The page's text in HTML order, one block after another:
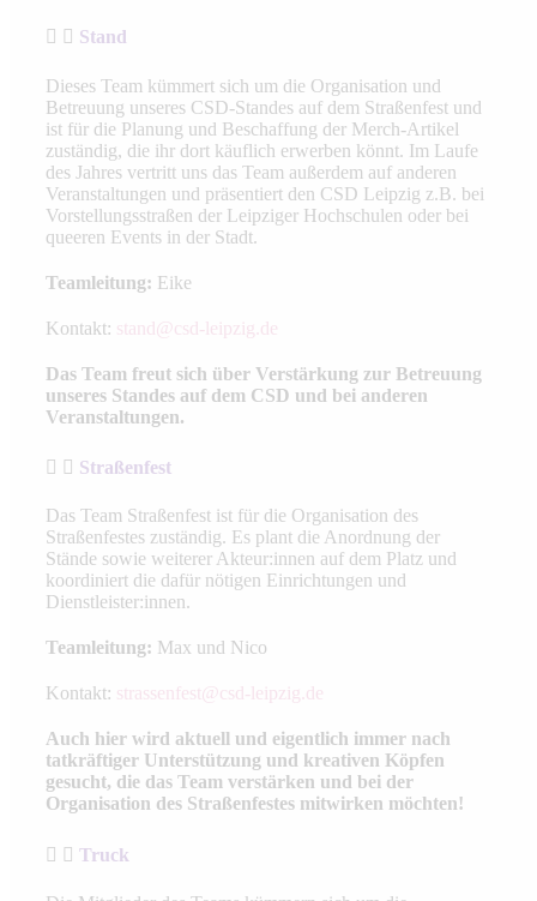
Stand
Dieses Team kümmert sich um die Organisation und
Betreuung unseres CSD-Standes auf dem Straßenfest und
ist für die Planung und Beschaffung der Merch-Artikel
zuständig, die ihr dort käuflich erwerben könnt. Im Laufe
des Jahres vertritt uns das Team außerdem auf anderen
Veranstaltungen und präsentiert den CSD Leipzig z.B. bei
Vorstellungsstraßen der Leipziger Hochschulen oder bei
queeren Events in der Stadt.
Teamleitung: Eike
Kontakt: stand@csd-leipzig.de
Das Team freut sich über Verstärkung zur Betreuung
unseres Standes auf dem CSD und bei anderen
Veranstaltungen.
Straßenfest
Das Team Straßenfest ist für die Organisation des
Straßenfestes zuständig. Es plant die Anordnung der
Stände sowie weiterer Akteur:innen auf dem Platz und
koordiniert die dafür nötigen Einrichtungen und
Dienstleister:innen.
Teamleitung: Max und Nico
Kontakt: strassenfest@csd-leipzig.de
Auch hier wird aktuell und eigentlich immer nach
tatkräftiger Unterstützung und kreativen Köpfen
gesucht, die das Team verstärken und bei der
Organisation des Straßenfestes mitwirken möchten!
Truck